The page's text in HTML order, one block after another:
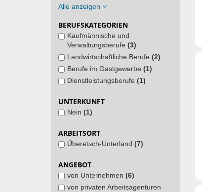
Alle anzeigen
BERUFSKATEGORIEN
Kaufmännische und
Verwaltungsberufe (3)
Landwirtschaftliche Berufe (2)
Berufe im Gastgewerbe (1)
Dienstleistungsberufe (1)
UNTERKUNFT
Nein (1)
ARBEITSORT
Überetsch-Unterland (7)
ANGEBOT
von Unternehmen (6)
von privaten Arbeitsagenturen